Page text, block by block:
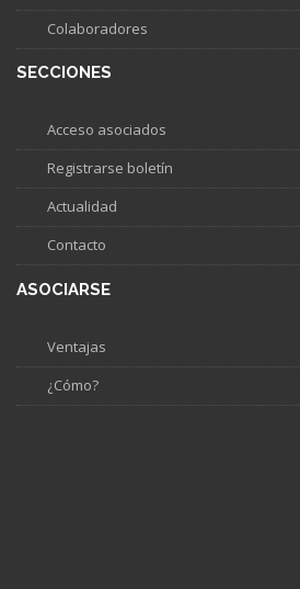
Colaboradores
SECCIONES
Acceso asociados
Registrarse boletín
Actualidad
Contacto
ASOCIARSE
Ventajas
¿Cómo?